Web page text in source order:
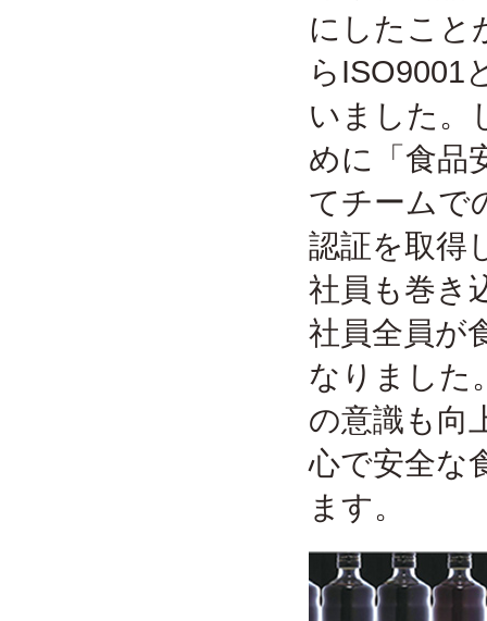
にしたこと
らISO9001
いました。
めに「食品
てチームで
認証を取得
社員も巻き
社員全員が
なりました
の意識も向
心で安全な
ます。